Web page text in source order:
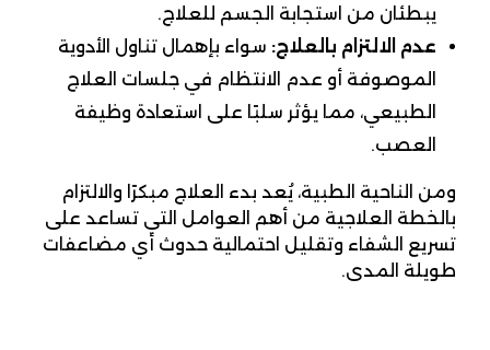
يبطئان من استجابة الجسم للعلاج.
عدم الالتزام بالعلاج: سواء بإهمال تناول الأدوية
الموصوفة أو عدم الانتظام في جلسات العلاج
الطبيعي، مما يؤثر سلبًا على استعادة وظيفة
العصب.
ومن الناحية الطبية، يُعد بدء العلاج مبكرًا والالتزام
بالخطة العلاجية من أهم العوامل التي تساعد على
تسريع الشفاء وتقليل احتمالية حدوث أي مضاعفات
طويلة المدى.